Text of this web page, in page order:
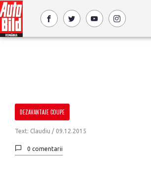
DEZAVANTAJE COUPE
Text: Claudiu / 09.12.2015
0 comentarii